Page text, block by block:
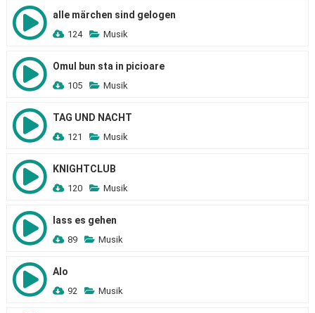
alle märchen sind gelogen
124 Musik
Omul bun sta in picioare
105 Musik
TAG UND NACHT
121 Musik
KNIGHTCLUB
120 Musik
lass es gehen
89 Musik
Alo
92 Musik